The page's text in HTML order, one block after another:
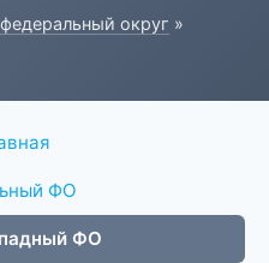
округ »
ФО
ФО